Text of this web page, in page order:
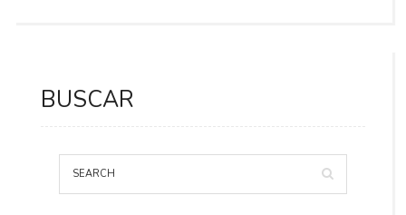
BUSCAR